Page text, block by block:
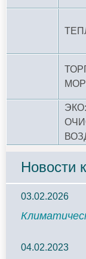
Новости
03.02.2026
04.02.2023